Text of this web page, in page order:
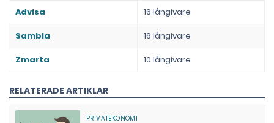
Advisa 16 långivare
Sambla 16 långivare
Zmarta 10 långivare
RELATERADE ARTIKLAR